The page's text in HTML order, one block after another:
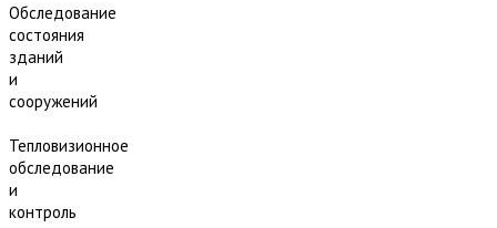
Обследование
состояния
зданий
и
сооружений
Тепловизионное
обследование
и
контроль